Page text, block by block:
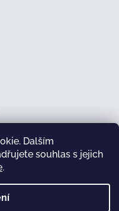
Dalším
souhlas s jejich
.